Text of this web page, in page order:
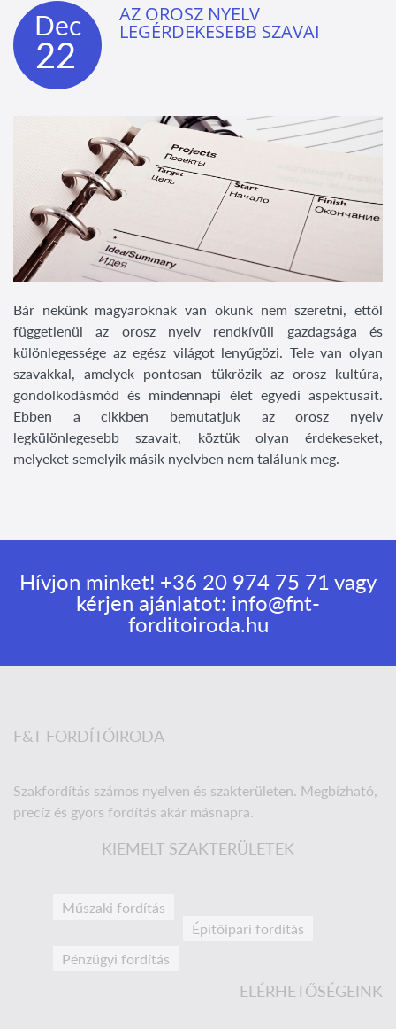
Dec
22
AZ OROSZ NYELV
LEGÉRDEKESEBB SZAVAI
Bár nekünk magyaroknak van okunk nem szeretni, ettől
függetlenül az orosz nyelv rendkívüli gazdagsága és
különlegessége az egész világot lenyűgözi. Tele van olyan
szavakkal, amelyek pontosan tükrözik az orosz kultúra,
gondolkodásmód és mindennapi élet egyedi aspektusait.
Ebben a cikkben bemutatjuk az orosz nyelv
legkülönlegesebb szavait, köztük olyan érdekeseket,
melyeket semelyik másik nyelvben nem találunk meg.
Hívjon minket! +36 20 974 75 71 vagy
kérjen ajánlatot: info@fnt-
forditoiroda.hu
F&T FORDÍTÓIRODA
Szakfordítás számos nyelven és szakterületen. Megbízható,
precíz és gyors fordítás akár másnapra.
KIEMELT SZAKTERÜLETEK
Műszaki fordítás
Építőipari fordítás
Pénzügyi fordítás
ELÉRHETŐSÉGEINK